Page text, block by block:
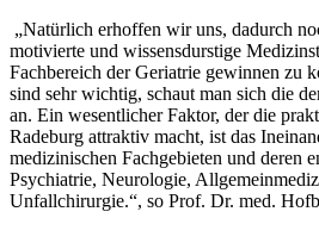
„Natürlich erhoffen wir uns, dadurch
motivierte und wissensdurstige
Fachbereich der Geriatrie gewinnen zu
sind sehr wichtig, schaut man sich die
an. Ein wesentlicher Faktor, der die
Radeburg attraktiv macht, ist das
medizinischen Fachgebieten und deren
Psychiatrie, Neurologie,
Unfallchirurgie.“, so Prof. Dr. med.